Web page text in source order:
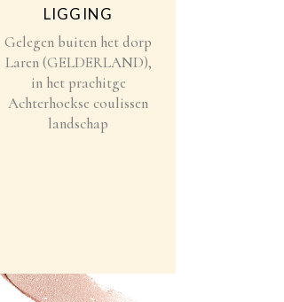
LIGGING
Gelegen buiten het dorp
Laren (GELDERLAND),
in het prachitge
Achterhoekse coulissen
landschap